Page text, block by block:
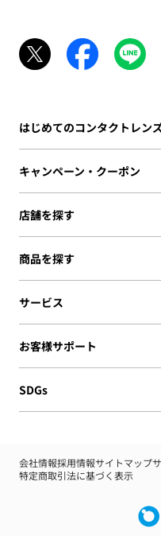
はじめてのコンタクトレン
キャンペーン・クーポン
店舗を探す
商品を探す
サービス
お客様サポート
SDGs
会社情報採用情報サイトマップ
特定商取引法に基づく表示